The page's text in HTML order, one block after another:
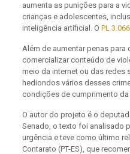
aumenta as punições para a
crianças e adolescentes,
inteligência artificial. O PL
Além de aumentar penas
comercializar conteúdo de
meio da internet ou das redes
hediondos vários desses
condições de cumprimento da
O autor do projeto é o
Senado, o texto foi analisado
urgência e teve como último
Contarato (PT-ES), que